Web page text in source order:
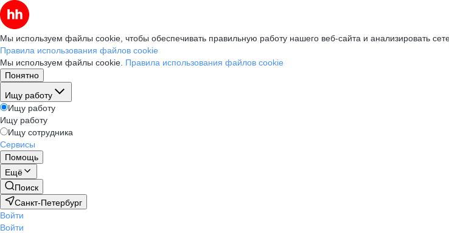
Мы используем файлы cookie, чтобы обеспечивать правильную работу нашего веб-сайта и анализировать
Правила использования файлов cookie
Мы используем файлы cookie. Правила использования файлов cookie
Понятно
Ищу работу
Ищу работу
Ищу работу
Ищу сотрудника
Сервисы
Помощь
Ещё
Поиск
Санкт-Петербург
Войти
Войти